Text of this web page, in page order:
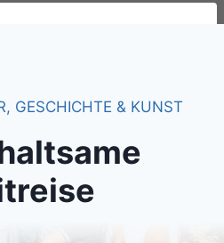
GESCHICHTE & KUNST